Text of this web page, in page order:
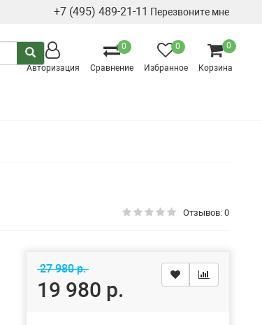
+7 (495) 489-21-11 Перезвоните мне
Авторизация
0
Сравнение
0
Избранное
0
Корзина
Отзывов: 0
27 980 р.
19 980 р.